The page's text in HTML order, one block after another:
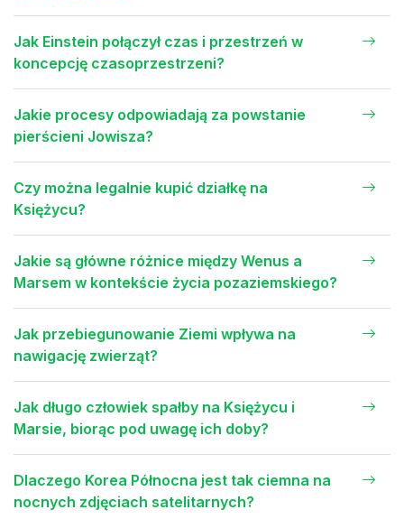
Jak Einstein połączył czas i przestrzeń w
koncepcję czasoprzestrzeni?
Jakie procesy odpowiadają za powstanie
pierścieni Jowisza?
Czy można legalnie kupić działkę na
Księżycu?
Jakie są główne różnice między Wenus a
Marsem w kontekście życia pozaziemskiego?
Jak przebiegunowanie Ziemi wpływa na
nawigację zwierząt?
Jak długo człowiek spałby na Księżycu i
Marsie, biorąc pod uwagę ich doby?
Dlaczego Korea Północna jest tak ciemna na
nocnych zdjęciach satelitarnych?